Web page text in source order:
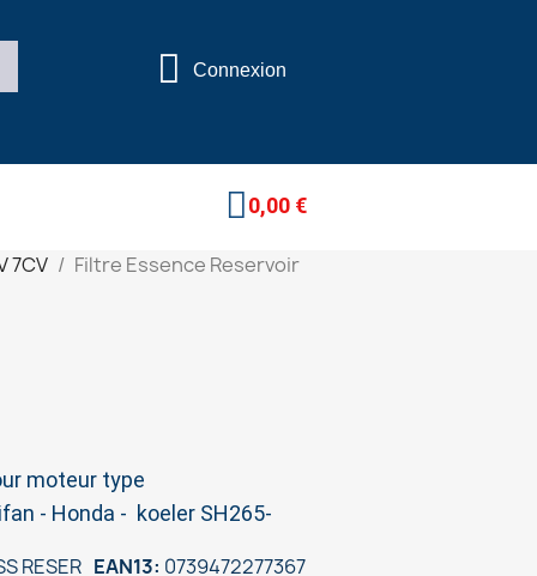
Connexion
0,00 €
7CV Filtre Essence Reservoir
moteur type
- Honda - koeler SH265-
RESER EAN13 0739472277367